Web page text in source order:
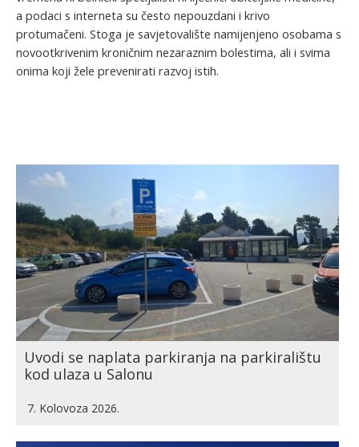
a podaci s interneta su često nepouzdani i krivo
protumačeni. Stoga je savjetovalište namijenjeno osobama s
novootkrivenim kroničnim nezaraznim bolestima, ali i svima
onima koji žele prevenirati razvoj istih.
Uvodi se naplata parkiranja na parkiralištu
kod ulaza u Salonu
7. Kolovoza 2026.